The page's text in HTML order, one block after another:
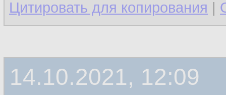
Цитировать для копирования |
14.10.2021, 12:09